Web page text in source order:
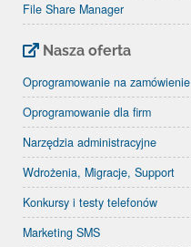
File Share Manager
Nasza oferta
Oprogramowanie na zamówienie
Oprogramowanie dla firm
Narzędzia administracyjne
Wdrożenia, Migracje, Support
Konkursy i testy telefonów
Marketing SMS